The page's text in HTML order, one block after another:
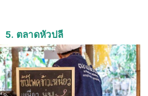
5. ตลาดหัวปลี